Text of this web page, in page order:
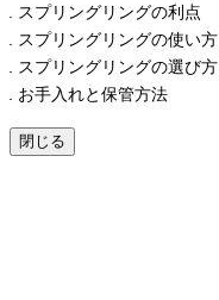
スプリングリングの利点
スプリングリングの使い方
スプリングリングの選び方
お手入れと保管方法
閉じる